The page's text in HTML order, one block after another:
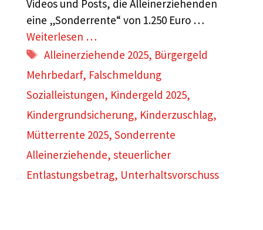
Videos und Posts, die Alleinerziehenden
eine „Sonderrente“ von 1.250 Euro …
Weiterlesen …
Schlagwörter
Alleinerziehende 2025, Bürgergeld
Mehrbedarf, Falschmeldung
Sozialleistungen, Kindergeld 2025,
Kindergrundsicherung, Kinderzuschlag,
Mütterrente 2025, Sonderrente
Alleinerziehende, steuerlicher
Entlastungsbetrag, Unterhaltsvorschuss